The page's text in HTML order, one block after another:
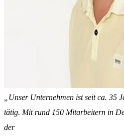
„Unser Unternehmen ist seit ca. 35
tätig. Mit rund 150 Mitarbeitern in
der